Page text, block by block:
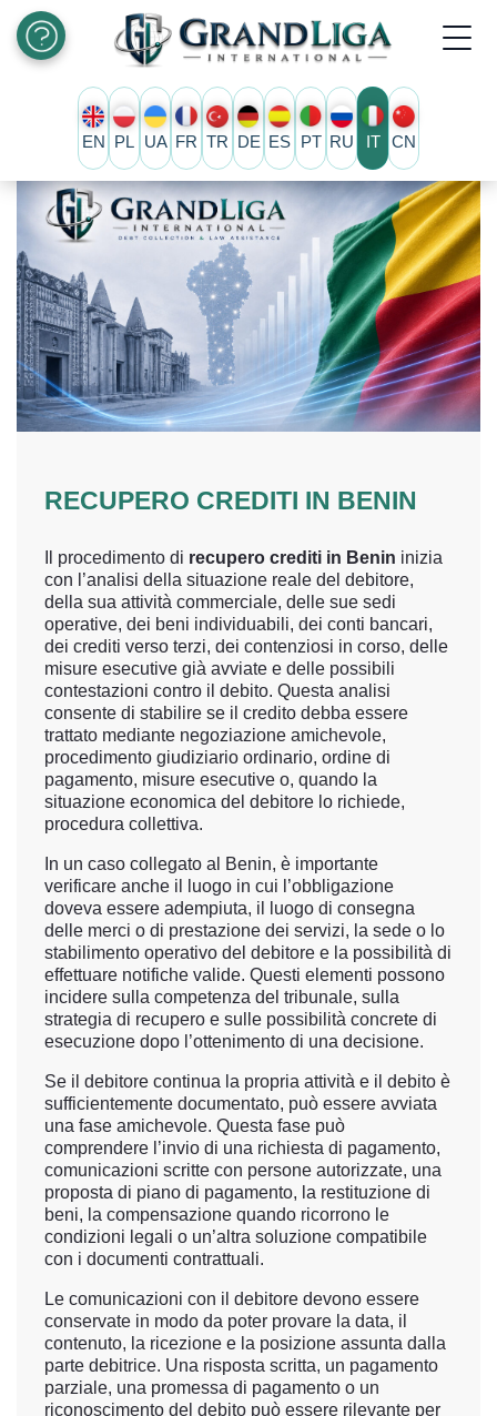
EN PL UA FR TR DE ES PT RU IT CN
RECUPERO CREDITI IN BENIN
Il procedimento di recupero crediti in Benin inizia
con l’analisi della situazione reale del debitore,
della sua attività commerciale, delle sue sedi
operative, dei beni individuabili, dei conti bancari,
dei crediti verso terzi, dei contenziosi in corso, delle
misure esecutive già avviate e delle possibili
contestazioni contro il debito. Questa analisi
consente di stabilire se il credito debba essere
trattato mediante negoziazione amichevole,
procedimento giudiziario ordinario, ordine di
pagamento, misure esecutive o, quando la
situazione economica del debitore lo richiede,
procedura collettiva.
In un caso collegato al Benin, è importante
verificare anche il luogo in cui l’obbligazione
doveva essere adempiuta, il luogo di consegna
delle merci o di prestazione dei servizi, la sede o lo
stabilimento operativo del debitore e la possibilità di
effettuare notifiche valide. Questi elementi possono
incidere sulla competenza del tribunale, sulla
strategia di recupero e sulle possibilità concrete di
esecuzione dopo l’ottenimento di una decisione.
Se il debitore continua la propria attività e il debito è
sufficientemente documentato, può essere avviata
una fase amichevole. Questa fase può
comprendere l’invio di una richiesta di pagamento,
comunicazioni scritte con persone autorizzate, una
proposta di piano di pagamento, la restituzione di
beni, la compensazione quando ricorrono le
condizioni legali o un’altra soluzione compatibile
con i documenti contrattuali.
Le comunicazioni con il debitore devono essere
conservate in modo da poter provare la data, il
contenuto, la ricezione e la posizione assunta dalla
parte debitrice. Una risposta scritta, un pagamento
parziale, una promessa di pagamento o un
riconoscimento del debito può essere rilevante per